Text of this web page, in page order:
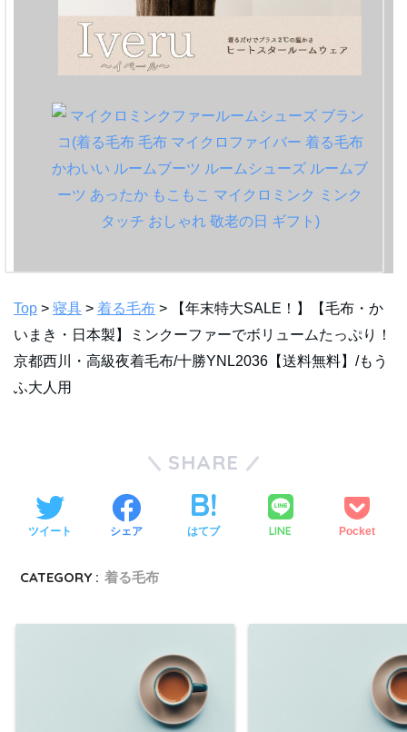
Top > 寝具 > 着る毛布 > 【年末特大SALE！】【毛布・か
いまき・日本製】ミンクーファーでボリュームたっぷり！
京都西川・高級夜着毛布/十勝YNL2036【送料無料】/もう
ふ大人用
SHARE
ツイート シェア はてブ LINE Pocket
CATEGORY : 着る毛布